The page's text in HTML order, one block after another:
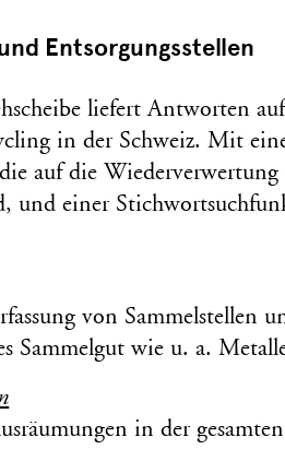
Entsorgungsstellen
liefert Antworten
in der Schweiz. Mit
auf die Wiederverwertung
und einer
von Sammelstellen
Sammelgut wie u. a.
in der